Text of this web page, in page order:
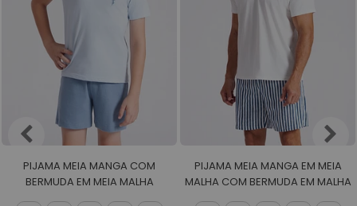
PIJAMA MEIA MANGA COM
BERMUDA EM MEIA MALHA
MASCULINO
PIJAMA MEIA MANGA EM MEIA
MALHA COM BERMUDA EM MALHA
ROTATIVA MASCULINO